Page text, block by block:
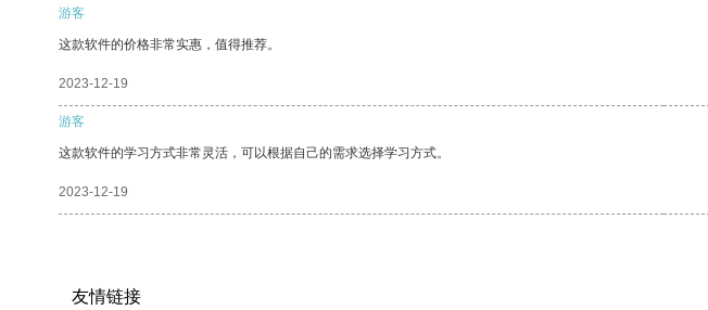
游客
这款软件的价格非常实惠，值得推荐。
2023-12-19
游客
这款软件的学习方式非常灵活，可以根据自己的需求选择学习方式。
2023-12-19
友情链接